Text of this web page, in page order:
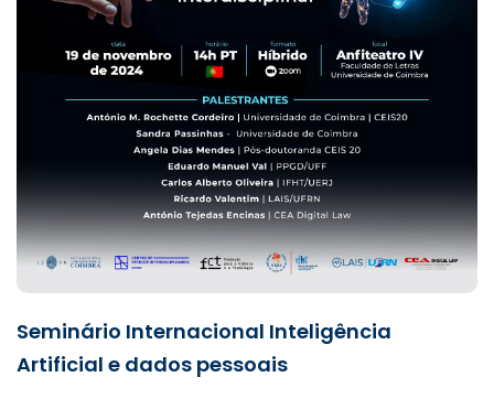
Seminário Internacional Inteligência
Artificial e dados pessoais